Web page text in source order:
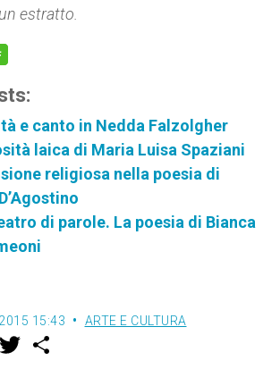
estratto.
e canto in Nedda Falzolgher
laica di Maria Luisa Spaziani
religiosa nella poesia di
di parole. La poesia di Bianca
15:43 ARTE E CULTURA
F
w